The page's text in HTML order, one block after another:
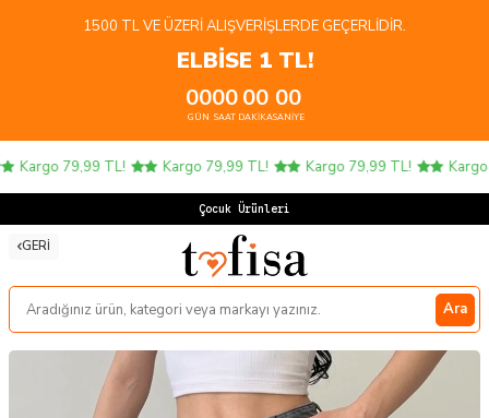
1500 TL VE ÜZERI ALIŞVERIŞLERDE GEÇERLIDIR.
ELBİSE 1 TL!
00
GÜN
00
SAAT
00
DAKIKA
00
SANIYE
Kargo 79,99 TL! Kargo 79,99 TL! Kargo 79,99 TL! Kargo
Çocuk Ürünlerinde
GERI
Ara